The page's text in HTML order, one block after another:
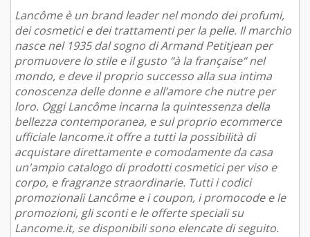
Lancôme è un brand leader nel mondo dei profumi,
dei cosmetici e dei trattamenti per la pelle. Il marchio
nasce nel 1935 dal sogno di Armand Petitjean per
promuovere lo stile e il gusto “à la française“ nel
mondo, e deve il proprio successo alla sua intima
conoscenza delle donne e all’amore che nutre per
loro. Oggi Lancôme incarna la quintessenza della
bellezza contemporanea, e sul proprio ecommerce
ufficiale lancome.it offre a tutti la possibilità di
acquistare direttamente e comodamente da casa
un'ampio catalogo di prodotti cosmetici per viso e
corpo, e fragranze straordinarie. Tutti i codici
promozionali Lancôme e i coupon, i promocode e le
promozioni, gli sconti e le offerte speciali su
Lancome.it, se disponibili sono elencate di seguito.